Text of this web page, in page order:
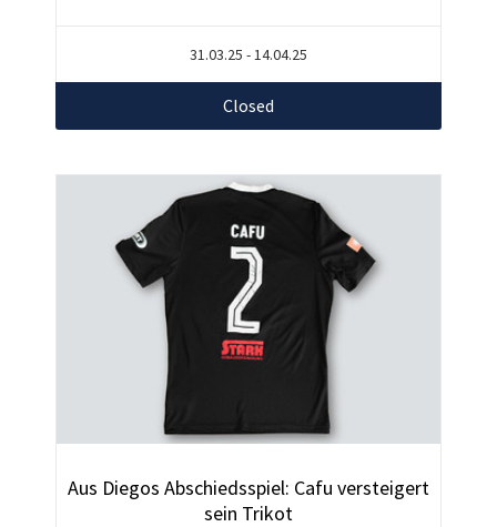
31.03.25 - 14.04.25
Closed
Aus Diegos Abschiedsspiel: Cafu versteigert
sein Trikot